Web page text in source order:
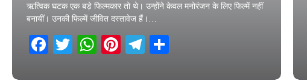
ऋत्विक घटक एक बड़े फिल्मकार तो थे। उन्होंने केवल मनोरंजन के लिए फिल्में नहीं
बनायीं। उनकी फिल्में जीवित दस्तावेज हैं।…
Facebook
TwitterWhatsApp
PinterestTelegram
5 February 2026